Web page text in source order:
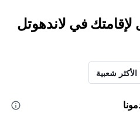
لإقامتك في لاندهوتل
شعبية